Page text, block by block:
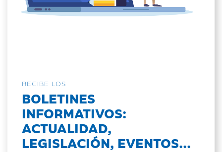
RECIBE LOS
BOLETINES
INFORMATIVOS:
ACTUALIDAD,
LEGISLACIÓN, EVENTOS...